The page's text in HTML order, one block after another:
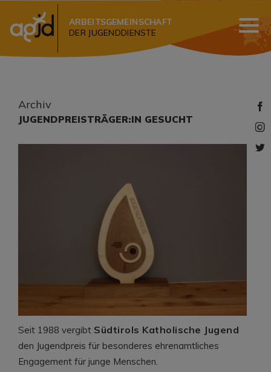
ARBEITSGEMEINSCHAFT
DER JUGENDDIENSTE
Archiv
JUGENDPREISTRÄGER:IN GESUCHT
Seit 1988 vergibt Südtirols Katholische Jugend
den Jugendpreis für besonderes ehrenamtliches
Engagement für junge Menschen.